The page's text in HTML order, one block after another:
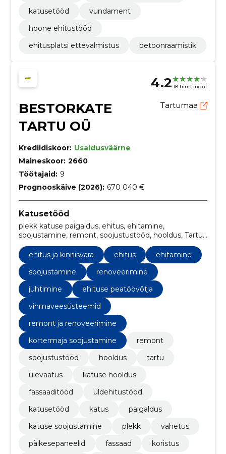
katusetööd
vundament
hoone ehitustööd
ehitusplatsi ettevalmistus
betoonraamistik
4.2 18 hinnangut
BESTORKATE
TARTU OÜ
Tartumaa
Krediidiskoor: Usaldusväärne
Maineskoor: 2660
Töötajaid: 9
Prognooskäive (2026): 670 040 €
Katusetööd
plekk katuse paigaldus, ehitus, ehitamine,
soojustamine, remont, soojustustööd, hooldus, Tartu,
ehitus ja kinnisvara
ehitus
ehitamine
soojustamine
renoveerimine
juhtimine
ehituse peatöövõtja
vihmaveesüsteemid
remont ja renoveerimine
kortermaja soojustamine
remont
soojustustööd
hooldus
tartu
ülevaatus
katuse hooldus
fassaaditööd
üldehitustööd
katusetööd
katus
paigaldus
katuse soojustamine
plekk
vahetus
päikesepaneelid
fassaad koristus